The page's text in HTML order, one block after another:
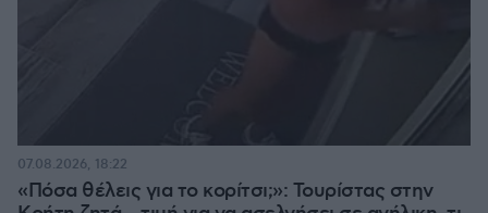
«Πόσα θέλεις για το κορίτσι;»: Τουρίστας στην
07.08.2026, 18:22